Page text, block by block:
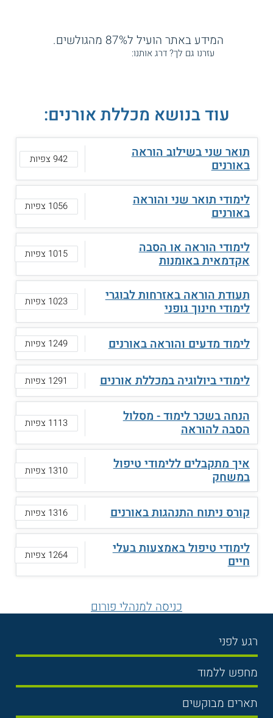
המידע באתר הועיל ל87% מהגולשים.
עזרנו גם לך? דרג אותנו:
עוד בנושא מכללת אורנים:
תואר שני בשילוב הוראה
באורנים 942 צפיות
לימודי תואר שני והוראה
באורנים 1056 צפיות
לימודי הוראה או הסבה
אקדמאית באומנות 1015 צפיות
תעודת הוראה באזרחות לבוגרי
לימודי חינוך גופני 1023 צפיות
לימוד מדעים והוראה באורנים 1249 צפיות
לימודי ביולוגיה במכללת אורנים 1291 צפיות
הנחה בשכר לימוד - מסלול
הסבה להוראה 1113 צפיות
איך מתקבלים ללימודי טיפול
במשחק 1310 צפיות
קורס ניתוח התנהגות באורנים 1316 צפיות
לימודי טיפול באמצעות בעלי
חיים 1264 צפיות
כניסה למנהלי פורום
רגע לפני
בחירת לימודים
תנאי קבלה
שכר לימוד
מחפש ללמוד
תואר ראשון
תארים מבוקשים